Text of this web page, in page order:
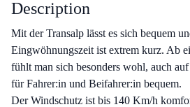
Description
Mit der Transalp lässt es sich bequem
Eingwöhnungszeit ist extrem kurz. Ab
fühlt man sich besonders wohl, auch
für Fahrer:in und Beifahrer:in bequem.
Der Windschutz ist bis 140 Km/h